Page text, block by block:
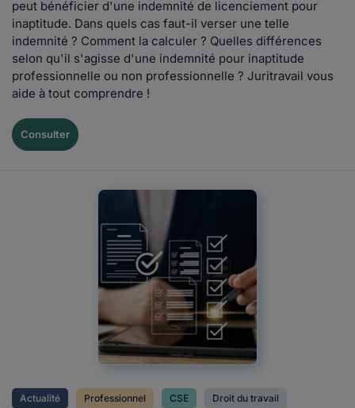
peut bénéficier d'une indemnité de licenciement pour
inaptitude. Dans quels cas faut-il verser une telle
indemnité ? Comment la calculer ? Quelles différences
selon qu'il s'agisse d'une indemnité pour inaptitude
professionnelle ou non professionnelle ? Juritravail vous
aide à tout comprendre !
Consulter
Actualité Professionnel CSE Droit du travail